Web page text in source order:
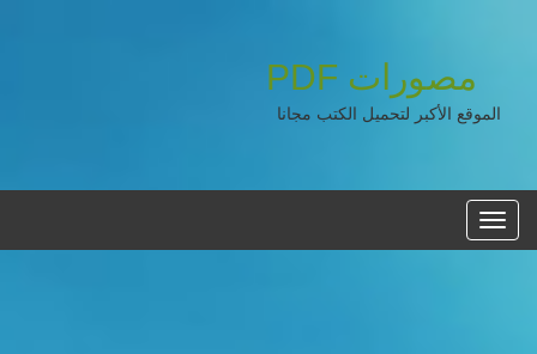
مصورات PDF
الموقع الأكبر لتحميل الكتب مجانا
القائمه
الرئيسية